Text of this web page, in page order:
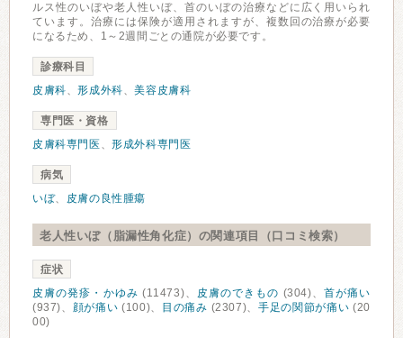
ルス性のいぼや老人性いぼ、首のいぼの治療などに広く用いられ
ています。治療には保険が適用されますが、複数回の治療が必要
になるため、1～2週間ごとの通院が必要です。
診療科目
皮膚科、形成外科、美容皮膚科
専門医・資格
皮膚科専門医 、形成外科専門医
病気
いぼ、 皮膚の良性腫瘍
老人性いぼ（脂漏性角化症）の関連項目（口コミ検索）
症状
皮膚の発疹・かゆみ (11473)、 皮膚のできもの (304)、首が痛い
(937)、 顔が痛い (100)、 目の痛み (2307)、 手足の関節が痛い (20
00)